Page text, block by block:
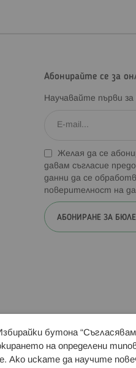
Абонирайте се за
Научавайте първи
Желая да се
давам съгласие
данни да се
поверителност на
АБОНИРАНЕ ЗА
ни:
бутона “Съгласявам
на определени
Ако искате да научите